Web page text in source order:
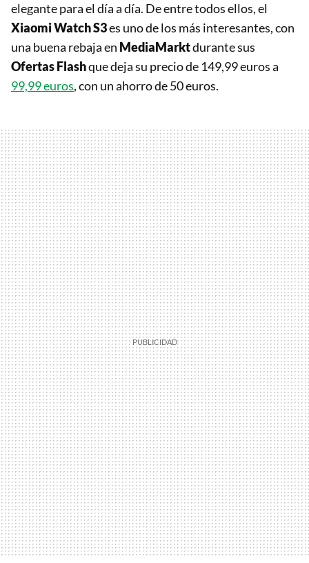
elegante para el día a día. De entre todos ellos, el
Xiaomi Watch S3es uno de los más interesantes, con
una buena rebaja en MediaMarktdurante sus
Ofertas Flashque deja su precio de 149,99 euros a
99,99 euros, con un ahorro de 50 euros.